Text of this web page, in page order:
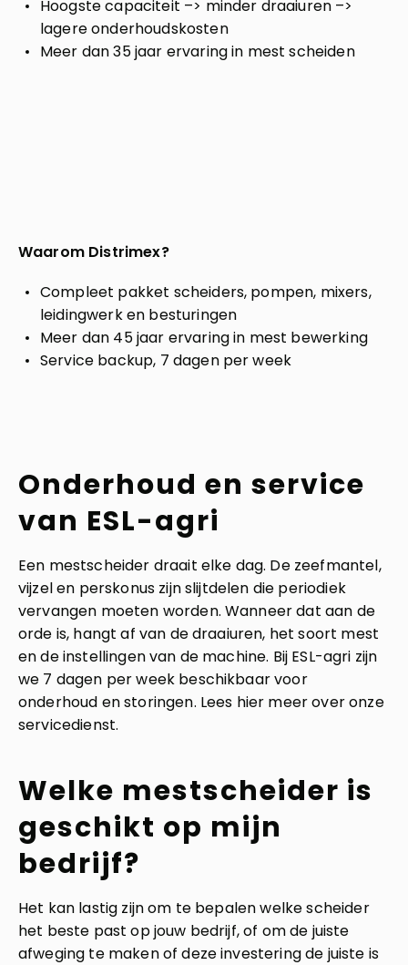
Hoogste capaciteit –> minder draaiuren –>
lagere onderhoudskosten
Meer dan 35 jaar ervaring in mest scheiden
Waarom Distrimex?
Compleet pakket scheiders, pompen, mixers,
leidingwerk en besturingen
Meer dan 45 jaar ervaring in mest bewerking
Service backup, 7 dagen per week
Onderhoud en service
van ESL-agri
Een mestscheider draait elke dag. De zeefmantel,
vijzel en perskonus zijn slijtdelen die periodiek
vervangen moeten worden. Wanneer dat aan de
orde is, hangt af van de draaiuren, het soort mest
en de instellingen van de machine. Bij ESL-agri zijn
we 7 dagen per week beschikbaar voor
onderhoud en storingen. Lees hier meer over onze
servicedienst.
Welke mestscheider is
geschikt op mijn
bedrijf?
Het kan lastig zijn om te bepalen welke scheider
het beste past op jouw bedrijf, of om de juiste
afweging te maken of deze investering de juiste is